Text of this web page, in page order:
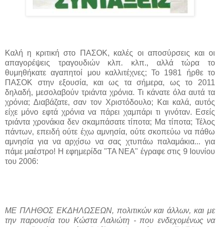
Καλή η κριτική στο ΠΑΣΟΚ, καλές οι αποσύρσεις και οι
απαγορέψεις τραγουδιών κλπ. κλπ., αλλά τώρα το
θυμηθήκατε αγαπητοί μου καλλιτέχνες; Το 1981 ήρθε το
ΠΑΣΟΚ στην εξουσία, και ως τα σήμερα, ως το 2011
δηλαδή, μεσολαβούν τριάντα χρόνια. Τι κάνατε όλα αυτά τα
χρόνια; Διαβάζατε, σαν τον Χριστόδουλο; Και καλά, αυτός
είχε μόνο εφτά χρόνια να πάρει χαμπάρι τι γινόταν. Εσείς
τριάντα χρονάκια δεν σκαμπάσατε τίποτα; Μα τίποτα; Τέλος
πάντων, επειδή ούτε έχω αμνησία, ούτε σκοπεύω να πάθω
αμνησία για να αρχίσω να σας χτυπάω παλαμάκια... για
πάμε μαέστρο! Η εφημερίδα "ΤΑ ΝΕΑ" έγραφε στις 9 Ιουνίου
του 2006:
ME ΠΛΗΘΟΣ ΕΚΔΗΛΩΣΕΩΝ, πολιτικών και άλλων, και με
την παρουσία του Κώστα Λαλιώτη - που ενδεχομένως να